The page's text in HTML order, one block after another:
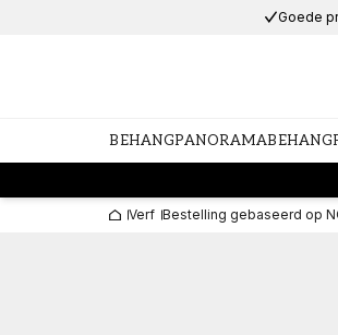
Goede
BEHANGPANORAMABEHANG
Verf Bestelling gebaseerd op